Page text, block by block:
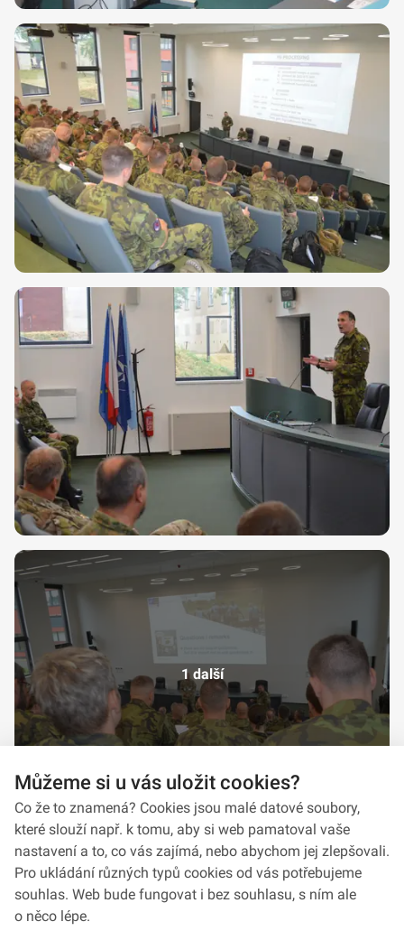
1 další
Můžeme si u vás uložit cookies?
Co že to znamená? Cookies jsou malé datové soubory,
které slouží např. k tomu, aby si web pamatoval vaše
nastavení a to, co vás zajímá, nebo abychom jej zlepšovali.
Pro ukládání různých typů cookies od vás potřebujeme
souhlas. Web bude fungovat i bez souhlasu, s ním ale
o něco lépe.